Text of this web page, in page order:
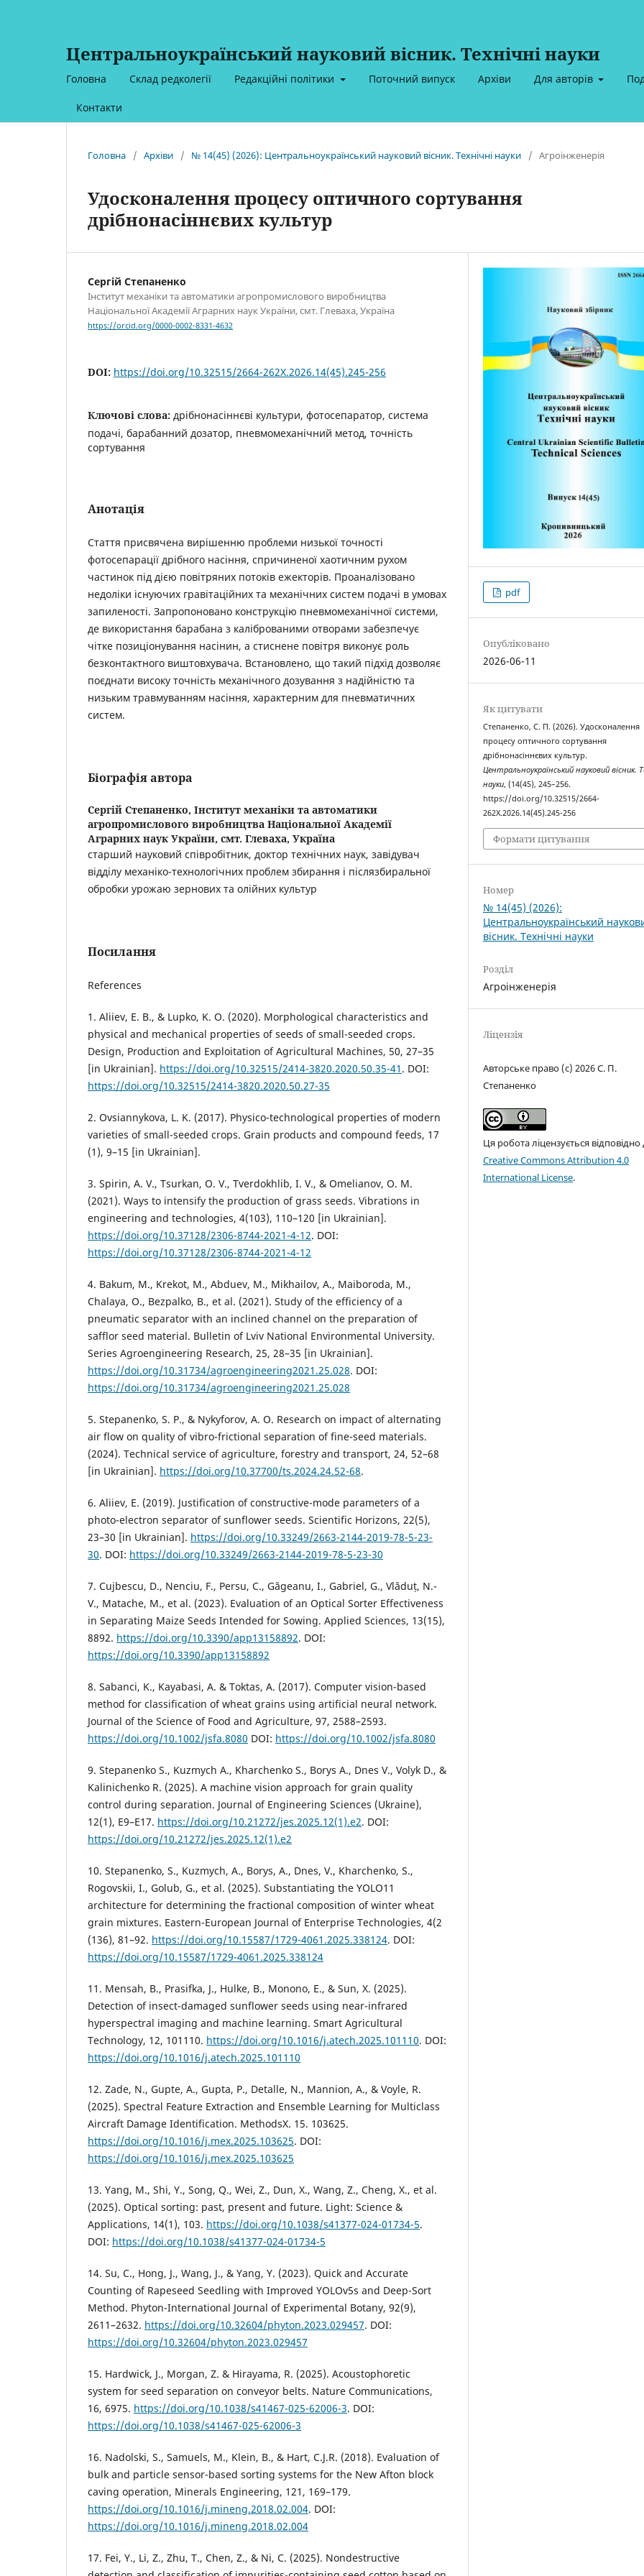
Центральноукраїнський науковий вісник. Технічні науки
Головна Склад редколегії Редакційні політики Поточний випуск Архіви Для авторів
Контакти
Головна / Архіви / № 14(45) (2026): Центральноукраїнський науковий вісник. Технічні науки / Агроінженерія
Удосконалення процесу оптичного сортування
дрібнонасіннєвих культур
Сергій Степаненко
Інститут механіки та автоматики агропромислового виробництва
Національної Академії Аграрних наук України, смт. Глеваха, Україна
https://orcid.org/0000-0002-8331-4632
DOI: https://doi.org/10.32515/2664-262X.2026.14(45).245-256
Ключові слова: дрібнонасіннєві культури, фотосепаратор, система
подачі, барабанний дозатор, пневмомеханічний метод, точність
сортування
Анотація
Стаття присвячена вирішенню проблеми низької точності
фотосепарації дрібного насіння, спричиненої хаотичним рухом
частинок під дією повітряних потоків ежекторів. Проаналізовано
недоліки існуючих гравітаційних та механічних систем подачі в умовах
запиленості. Запропоновано конструкцію пневмомеханічної системи,
де використання барабана з каліброваними отворами забезпечує
чітке позиціонування насінин, а стиснене повітря виконує роль
безконтактного виштовхувача. Встановлено, що такий підхід дозволяє
поєднати високу точність механічного дозування з надійністю та
низьким травмуванням насіння, характерним для пневматичних
систем.
Біографія автора
Сергій Степаненко, Інститут механіки та автоматики
агропромислового виробництва Національної Академії
Аграрних наук України, смт. Глеваха, Україна
старший науковий співробітник, доктор технічних наук, завідувач
відділу механіко-технологічних проблем збирання і післязбиральної
обробки урожаю зернових та олійних культур
Посилання
References
1. Aliiev, E. B., & Lupko, K. O. (2020). Morphological characteristics and
physical and mechanical properties of seeds of small-seeded crops.
Design, Production and Exploitation of Agricultural Machines, 50, 27–35
[in Ukrainian]. https://doi.org/10.32515/2414-3820.2020.50.35-41 . DOI:
https://doi.org/10.32515/2414-3820.2020.50.27-35
2. Ovsiannykova, L. K. (2017). Physico-technological properties of modern
varieties of small-seeded crops. Grain products and compound feeds, 17
(1), 9–15 [in Ukrainian].
3. Spirin, A. V., Tsurkan, O. V., Tverdokhlib, I. V., & Omelianov, O. M.
(2021). Ways to intensify the production of grass seeds. Vibrations in
engineering and technologies, 4(103), 110–120 [in Ukrainian].
https://doi.org/10.37128/2306-8744-2021-4-12. DOI:
https://doi.org/10.37128/2306-8744-2021-4-12
4. Bakum, М., Krekot, М., Abduev, М., Mikhailov, А., Maiboroda, М.,
Chalaya, О., Bezpalko, В., et al. (2021). Study of the efficiency of a
pneumatic separator with an inclined channel on the preparation of
safflor seed material. Bulletin of Lviv National Environmental University.
Series Agroengineering Research, 25, 28–35 [in Ukrainian].
https://doi.org/10.31734/agroengineering2021.25.028. DOI:
https://doi.org/10.31734/agroengineering2021.25.028
5. Stepanenko, S. P., & Nykyforov, A. O. Research on impact of alternating
air flow on quality of vibro-frictional separation of fine-seed materials.
(2024). Technical service of agriculture, forestry and transport, 24, 52–68
[in Ukrainian]. https://doi.org/10.37700/ts.2024.24.52-68.
6. Aliiev, E. (2019). Justification of constructive-mode parameters of a
photo-electron separator of sunflower seeds. Scientific Horizons, 22(5),
23–30 [in Ukrainian]. https://doi.org/10.33249/2663-2144-2019-78-5-23-
30. DOI: https://doi.org/10.33249/2663-2144-2019-78-5-23-30
7. Cujbescu, D., Nenciu, F., Persu, C., Găgeanu, I., Gabriel, G., Vlăduț, N.-
V., Matache, M., et al. (2023). Evaluation of an Optical Sorter Effectiveness
in Separating Maize Seeds Intended for Sowing. Applied Sciences, 13(15),
8892. https://doi.org/10.3390/app13158892. DOI:
https://doi.org/10.3390/app13158892
8. Sabanci, K., Kayabasi, A. & Toktas, A. (2017). Computer vision-based
method for classification of wheat grains using artificial neural network.
Journal of the Science of Food and Agriculture, 97, 2588–2593.
https://doi.org/10.1002/jsfa.8080 DOI: https://doi.org/10.1002/jsfa.8080
9. Stepanenko S., Kuzmych A., Kharchenko S., Borys A., Dnes V., Volyk D., &
Kalinichenko R. (2025). A machine vision approach for grain quality
control during separation. Journal of Engineering Sciences (Ukraine),
12(1), E9–E17. https://doi.org/10.21272/jes.2025.12(1).e2. DOI:
https://doi.org/10.21272/jes.2025.12(1).e2
10. Stepanenko, S., Kuzmych, A., Borys, A., Dnes, V., Kharchenko, S.,
Rogovskii, I., Golub, G., et al. (2025). Substantiating the YOLO11
architecture for determining the fractional composition of winter wheat
grain mixtures. Eastern-European Journal of Enterprise Technologies, 4(2
(136), 81–92. https://doi.org/10.15587/1729-4061.2025.338124. DOI:
https://doi.org/10.15587/1729-4061.2025.338124
11. Mensah, B., Prasifka, J., Hulke, B., Monono, E., & Sun, X. (2025).
Detection of insect-damaged sunflower seeds using near-infrared
hyperspectral imaging and machine learning. Smart Agricultural
Technology, 12, 101110. https://doi.org/10.1016/j.atech.2025.101110. DOI:
https://doi.org/10.1016/j.atech.2025.101110
12. Zade, N., Gupte, A., Gupta, P., Detalle, N., Mannion, A., & Voyle, R.
(2025). Spectral Feature Extraction and Ensemble Learning for Multiclass
Aircraft Damage Identification. MethodsX. 15. 103625.
https://doi.org/10.1016/j.mex.2025.103625. DOI:
https://doi.org/10.1016/j.mex.2025.103625
13. Yang, M., Shi, Y., Song, Q., Wei, Z., Dun, X., Wang, Z., Cheng, X., et al.
(2025). Optical sorting: past, present and future. Light: Science &
Applications, 14(1), 103. https://doi.org/10.1038/s41377-024-01734-5.
DOI: https://doi.org/10.1038/s41377-024-01734-5
14. Su, C., Hong, J., Wang, J., & Yang, Y. (2023). Quick and Accurate
Counting of Rapeseed Seedling with Improved YOLOv5s and Deep-Sort
Method. Phyton-International Journal of Experimental Botany, 92(9),
2611–2632. https://doi.org/10.32604/phyton.2023.029457. DOI:
https://doi.org/10.32604/phyton.2023.029457
15. Hardwick, J., Morgan, Z. & Hirayama, R. (2025). Acoustophoretic
system for seed separation on conveyor belts. Nature Communications,
16, 6975. https://doi.org/10.1038/s41467-025-62006-3. DOI:
https://doi.org/10.1038/s41467-025-62006-3
16. Nadolski, S., Samuels, M., Klein, B., & Hart, C.J.R. (2018). Evaluation of
bulk and particle sensor-based sorting systems for the New Afton block
caving operation, Minerals Engineering, 121, 169–179.
https://doi.org/10.1016/j.mineng.2018.02.004. DOI:
https://doi.org/10.1016/j.mineng.2018.02.004
17. Fei, Y., Li, Z., Zhu, T., Chen, Z., & Ni, C. (2025). Nondestructive
pdf
Опубліковано
2026-06-11
Як цитувати
Степаненко, С. П. (2026). Удосконалення
процесу оптичного сортування
дрібнонасіннєвих культур.
Центральноукраїнський науковий вісник.
науки, (14(45), 245–256.
https://doi.org/10.32515/2664-
262X.2026.14(45).245-256
Формати цитування
Номер
№ 14(45) (2026):
Центральноукраїнський
вісник. Технічні науки
Розділ
Агроінженерія
Ліцензія
Авторське право (c) 2026 С. П.
Степаненко
Ця робота ліцензується відповідно
Creative Commons Attribution 4.0
International License.